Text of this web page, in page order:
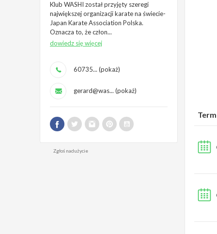
Klub WASHI został przyjęty szeregi
największej organizacji karate na świecie-
Japan Karate Association Polska.
Oznacza to, że człon...
dowiedz się więcej
60735... (pokaż)
gerard@was... (pokaż)
Zgłoś nadużycie